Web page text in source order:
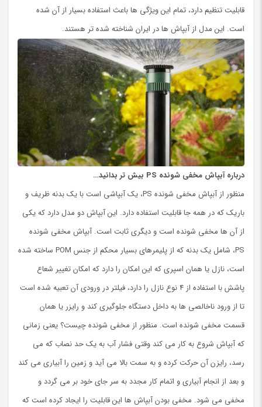
قابلیت تنظیم دارد، تمام این ویژگی ها باعث استفاده بسیار از آن شده
است. این مدل از آبپاش ها در ایران شناخته شده تر هستند.
درباره آبپاش مخفی شونده PS بیش تر بدانید…
منظور از آبپاش مخفی شونده PS، یک آبپاشی است با یک بدنه ظریف و
باریک که در همه جا قابلیت استفاده دارد. این آبپاش دو مدل دارد که یکی
از آن ها مخفی شونده است و دیگری ثابت است. آبپاش مخفی شونده
PS، شامل یک بدنه که از پلیمرهای بسیار محکم از جنس POM ساخته شده
است، نازل یا همان اسپری که این امکان را دارد که امکان تغییر شعاع
پاشش با استفاده از ۴ نوع نازل را دارد، فیلتر در ورودی آن تعبیه شده است
تا از ورود ناخالصی ها به داخل دستگاه جلوگیری کند و رایزر یا همان
قسمت مخفی شونده است. منظور از مخفی شونده چیست؟ یعنی زمانی
که آبپاش شروع به کار می کند وقتی فشار آب به یک حد نصاب که می
رسد، رایزن آن حرکت کرده و به سمت بالا می آید و زمین را آبیاری می کند
و بعد از انجام آبیاری و اتمام کار مجدد به سر جای خود بر می گردد و
مخفی می شود. مخفی بودن آبپاش ها این قابلیت را ایجاد کرده است که